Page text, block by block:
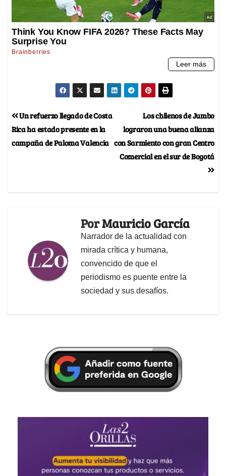
Los chilenos de Jumbo
lograron una buena alianza
con Sarmiento con gran Centro
Comercial en el sur de Bogotá
Un refuerzo llegado de Costa
Rica ha estado presente en la
campaña de Paloma Valencia
PorMauricio García
Narrador de la actualidad con
mirada crítica y humana,
convencido de que el
periodismo es puente entre la
sociedad y sus desafíos.